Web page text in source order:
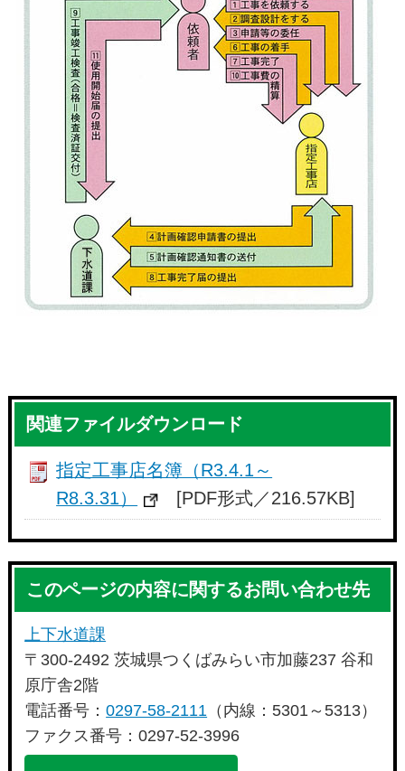
関連ファイルダウンロード
指定工事店名簿（R3.4.1～
R8.3.31）
[PDF形式／216.57KB]
このページの内容に関するお問い合わせ先
上下水道課
〒300-2492 茨城県つくばみらい市加藤237 谷和
原庁舎2階
電話番号：0297-58-2111 （内線：5301～5313）
ファクス番号：0297-52-3996